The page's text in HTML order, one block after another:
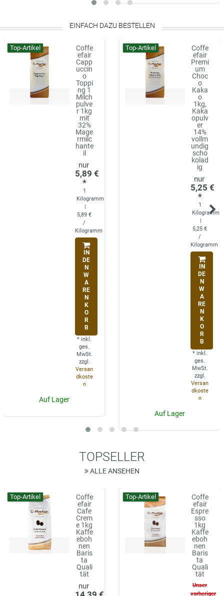
EINFACH DAZU BESTELLEN
Top-Artikel
Coffe
efair
Capp
uccin
o
Toppi
ng 1
Milch
pulve
r 1kg
mit
32%
Mage
rmilc
hante
il
5,89 €
*
1
Kilogramm
5,89 €
/
Kilogramm
IN
DE
N
W
A
RE
N
K
O
R
B
* inkl.
ges.
MwSt.
zzgl.
Versan
dkoste
n
Auf Lager
Top-Artikel
Coffe
efair
Premi
um
Choc
o
Kaka
o
1kg,
Kaka
opulv
er
14%
vollm
undig
scho
kolad
ig
5,25 €
*
1
Kilogramm
5,25 €
/
Kilogramm
IN
DE
N
W
A
RE
N
K
O
R
B
* inkl.
ges.
MwSt.
zzgl.
Versan
dkoste
n
Auf Lager
TOPSELLER
ALLE ANSEHEN
Top-Artikel
Coffe
efair
Cafe
Crem
e 1kg
Kaffe
eboh
nen
Baris
ta
Quali
tät
Top-Artikel
Coffe
efair
Espre
sso
1kg
Kaffe
eboh
nen
Baris
ta
Quali
tät
Unser
vorheriger